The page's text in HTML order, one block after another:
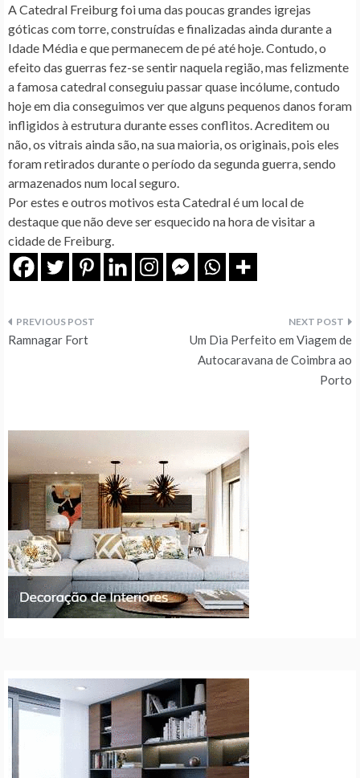
A Catedral Freiburg foi uma das poucas grandes igrejas
góticas com torre, construídas e finalizadas ainda durante a
Idade Médiae que permanecem de pé até hoje. Contudo, o
efeito das guerras fez-se sentir naquela região, mas felizmente
a famosa catedral conseguiu passar quase incólume, contudo
hoje em dia conseguimos ver que alguns pequenos danos foram
infligidos à estrutura durante esses conflitos. Acreditem ou
não, os vitrais ainda são, na sua maioria, os originais, pois eles
foram retirados durante o período da segunda guerra, sendo
armazenados num local seguro.
Por estes e outros motivos esta Catedral é um local de
destaque que não deve ser esquecido na hora de visitar a
cidade de Freiburg.
Navegação
Ramnagar Fort
Um Dia Perfeito em Viagem de
Autocaravana de Coimbra ao
Porto